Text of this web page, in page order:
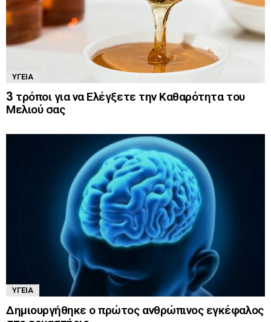
ΥΓΕΊΑ
3 τρόποι για να Ελέγξετε την Καθαρότητα του
Μελιού σας
ΥΓΕΊΑ
Δημιουργήθηκε ο πρώτος ανθρώπινος εγκέφαλος